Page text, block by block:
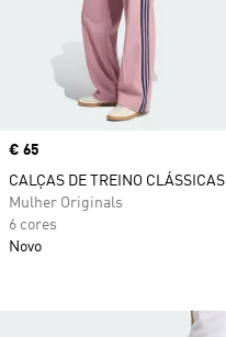
Price
€ 65
CALÇAS DE TREINO CLÁSSICAS
Mulher Originals
6 cores
Novo